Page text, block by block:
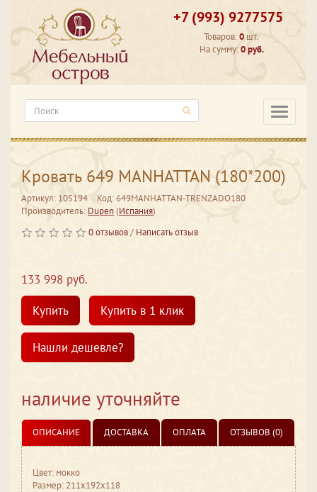
+7 (993) 9277575
Товаров:0 шт.
На сумму:0 руб.
Кровать 649 MANHATTAN (180*200)
Артикул: 105194
Код: 649MANHATTAN-TRENZADO180
Производитель: Dupen(Испания)
0 отзывов/ Написать отзыв
133 998 руб.
Купить
Купить в 1 клик
Нашли дешевле?
наличие уточняйте
ОПИСАНИЕ ДОСТАВКА ОПЛАТА ОТЗЫВОВ (0)
Цвет: мокко
Размер: 211x192x118